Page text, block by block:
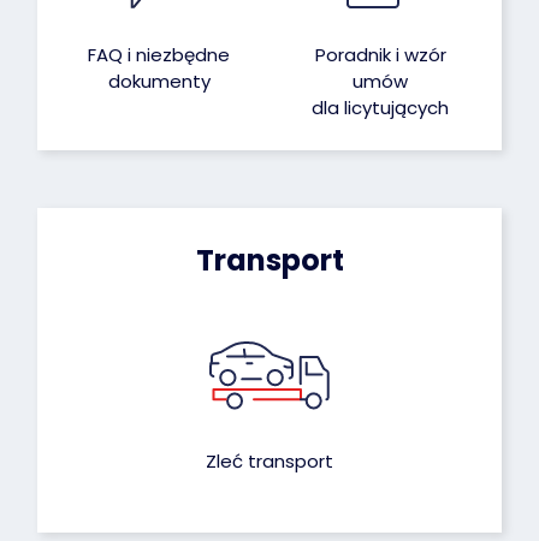
FAQ i niezbędne
dokumenty
Poradnik i wzór
umów
dla licytujących
Transport
Zleć transport